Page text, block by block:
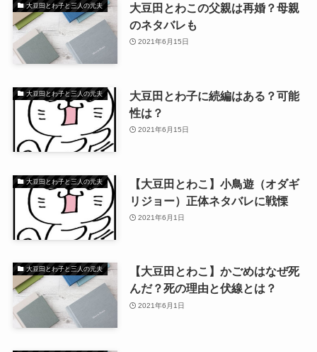
大豆田とわ子と三人の元夫
大豆田とわこの父親は再婚？母親
のネタバレも
2021年6月15日
大豆田とわ子と三人の元夫
大豆田とわ子に続編はある？可能
性は？
2021年6月15日
大豆田とわ子と三人の元夫
【大豆田とわこ】小鳥遊（オダギ
リジョー）正体ネタバレに戦慄
2021年6月1日
大豆田とわ子と三人の元夫
【大豆田とわこ】かごめはなぜ死
んだ？死の理由と伏線とは？
2021年6月1日